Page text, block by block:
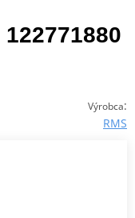
Výrobca:
RMS